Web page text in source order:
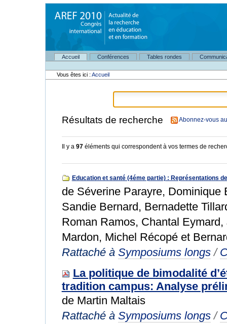
Accueil
Conférences Tables rondes
Outils
personnels
Vous êtes ici : Accueil
Résultats de recherche Abonnez-vous
Il y a 97éléments qui correspondent à vos termes de
Education et santé (4éme partie) : Représentations
de Séverine Parayre, Dominique
Sandie Bernard, Bernadette
Roman Ramos, Chantal
Mardon, Michel Récopé et
Rattaché à Symposiums longs /
La politique de bimodalité
tradition campus: Analyse
de Martin Maltais
Rattaché à Symposiums longs /